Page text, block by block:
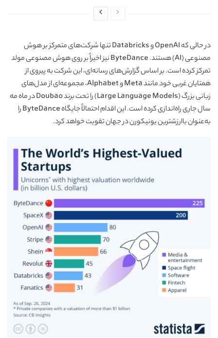
در حالی که OpenAI و Databricks تنها شرکت‌های متمرکز بر هوش
مصنوعی (AI) هستند. ByteDance نیز اخیراً بر روی هوش مصنوعی مولد
تمرکز کرده است. بر اساس گزارش‌های رسانه‌ای، این شرکت به پیروی از
همتایان غربی خود مانند Meta و Alphabet، مجموعه‌ای از مدل‌های
زبانی بزرگ (Large Language Models) را تحت برند Doubao در ماه مه
سال جاری راه‌اندازی کرده است. این اقدام احتمالاً جایگاه ByteDance را
به‌عنوان باارزشترین یونیکورن در جهان تقویت خواهد کرد.